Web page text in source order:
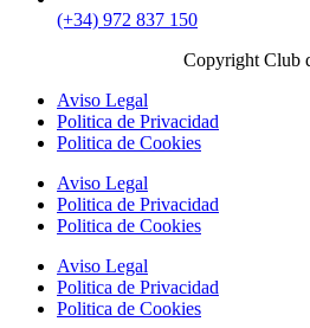
(+34) 972 837 150
Copyright Club
Aviso Legal
Politica de Privacidad
Politica de Cookies
Aviso Legal
Politica de Privacidad
Politica de Cookies
Aviso Legal
Politica de Privacidad
Politica de Cookies